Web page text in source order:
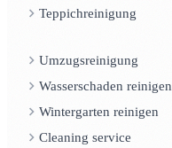
Teppichreinigung
Umzugsreinigung
Wasserschaden reinigen
Wintergarten reinigen
Cleaning service